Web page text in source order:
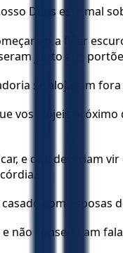
Deus este mal
a ficar
junto aos
se alojavam
vos alojeis
e que deveriam
com esposas
e não conseguiam